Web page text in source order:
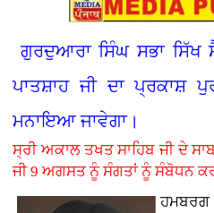
ਗੁਰਦੁਆਰਾ ਸਿੰਘ ਸਭਾ
ਪਾਤਸ਼ਾਹ ਜੀ ਦਾ ਪ੍ਰਕਾਸ਼
ਮਨਾਇਆ ਜਾਵੇਗਾ।
ਸ੍ਰੀ ਅਕਾਲ ਤਖਤ ਸਾਹਿਬ ਜੀ ਦੇ
ਜੀ 9 ਅਗਸਤ ਨੂੰ ਸੰਗਤਾਂ ਨੂੰ ਸੰਬੋਧਨ